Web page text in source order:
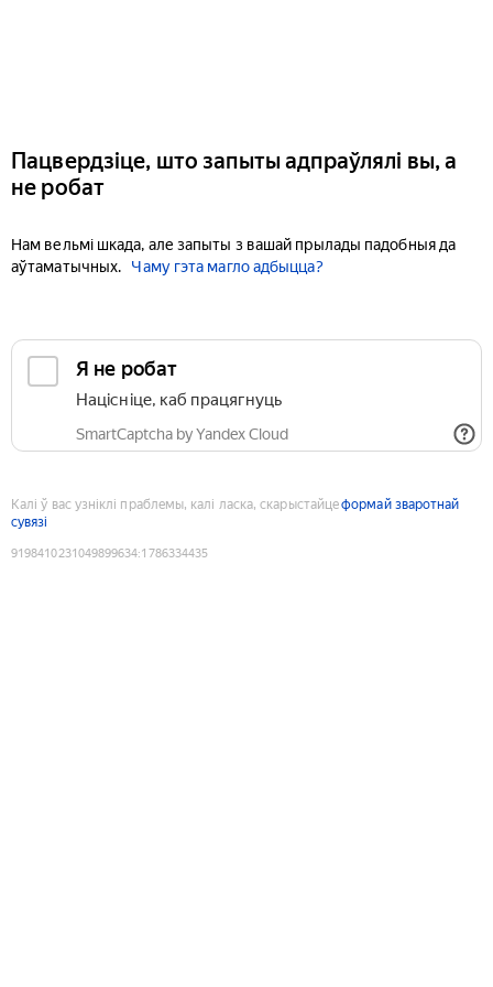
Пацвердзіце, што запыты адпраўлялі вы, а
не робат
Нам вельмі шкада, але запыты з вашай прылады падобныя да
аўтаматычных.
Чаму гэта магло адбыцца?
Я не робат
Націсніце, каб працягнуць
SmartCaptcha by Yandex Cloud
Калі ў вас узніклі праблемы, калі ласка, скарыстайцеформай зваротнай
сувязі
9198410231049899634:1786334435